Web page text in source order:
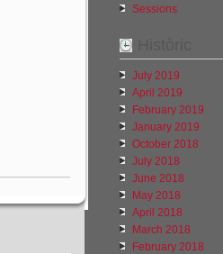
Sessions
July 2019
April 2019
February 2019
January 2019
October 2018
July 2018
June 2018
May 2018
April 2018
March 2018
February 2018